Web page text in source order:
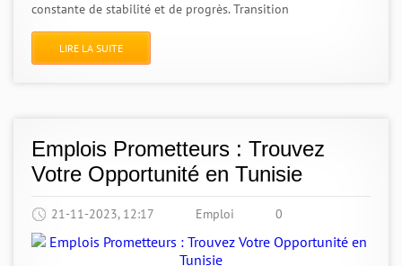
constante de stabilité et de progrès. Transition
LIRE LA SUITE
Emplois Prometteurs : Trouvez
Votre Opportunité en Tunisie
21-11-2023, 12:17 Emploi 0